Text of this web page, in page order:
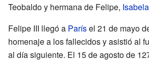
Teobaldo y hermana de Felipe, Isabela
Felipe III llegó a Parísel 21 de mayo
homenaje a los fallecidos y asistió al
al día siguiente. El 15 de agosto de